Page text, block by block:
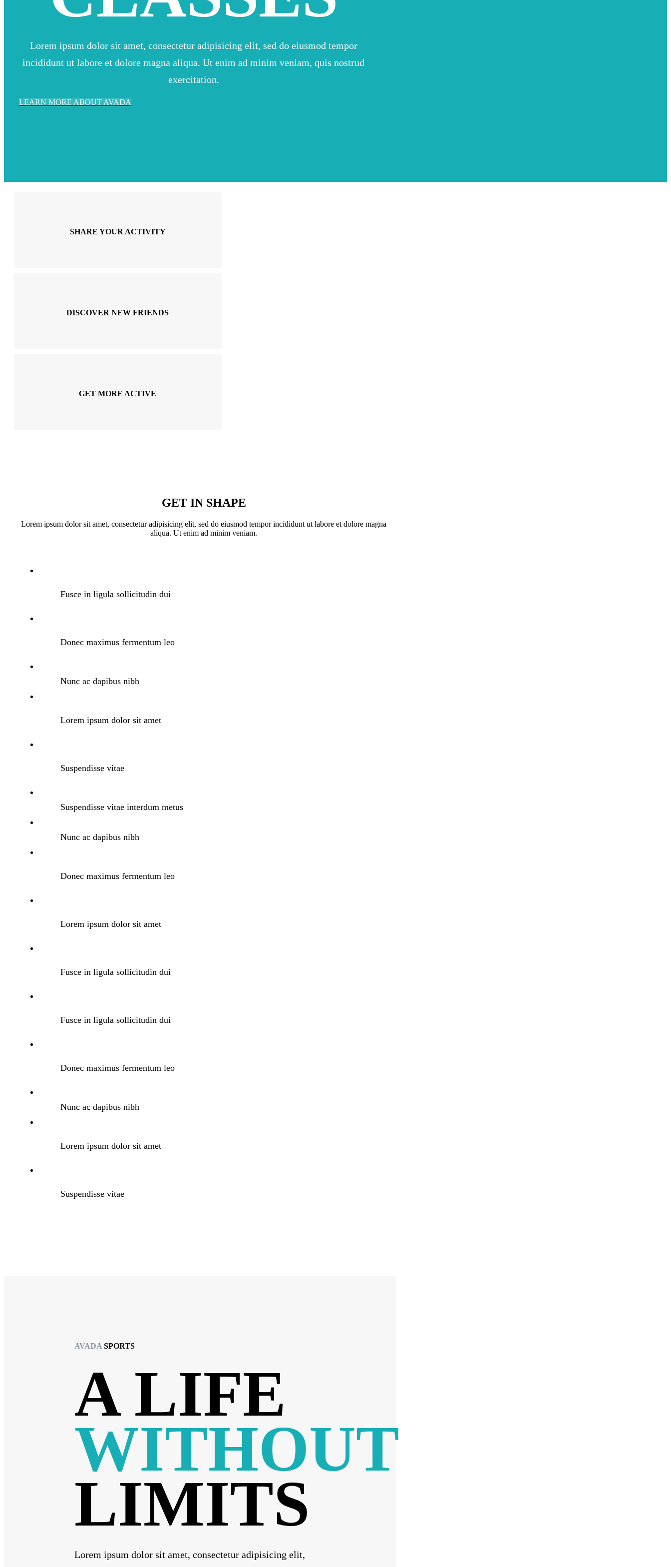
Lorem ipsum dolor sit amet, consectetur adipisicing elit, sed do eiusmod tempor
incididunt ut labore et dolore magna aliqua. Ut enim ad minim veniam, quis nostrud
exercitation.
LEARN MORE ABOUT AVADA
SHARE YOUR ACTIVITY
DISCOVER NEW FRIENDS
GET MORE ACTIVE
GET IN SHAPE
Lorem ipsum dolor sit amet, consectetur adipisicing elit, sed do eiusmod tempor incididunt ut labore et dolore magna
aliqua. Ut enim ad minim veniam.
Fusce in ligula sollicitudin dui
Donec maximus fermentum leo
Nunc ac dapibus nibh
Lorem ipsum dolor sit amet
Suspendisse vitae
Suspendisse vitae interdum metus
Nunc ac dapibus nibh
Donec maximus fermentum leo
Lorem ipsum dolor sit amet
Fusce in ligula sollicitudin dui
Fusce in ligula sollicitudin dui
Donec maximus fermentum leo
Nunc ac dapibus nibh
Lorem ipsum dolor sit amet
Suspendisse vitae
AVADA SPORTS
A LIFE
WITHOUT
LIMITS
Lorem ipsum dolor sit amet, consectetur adipisicing elit,